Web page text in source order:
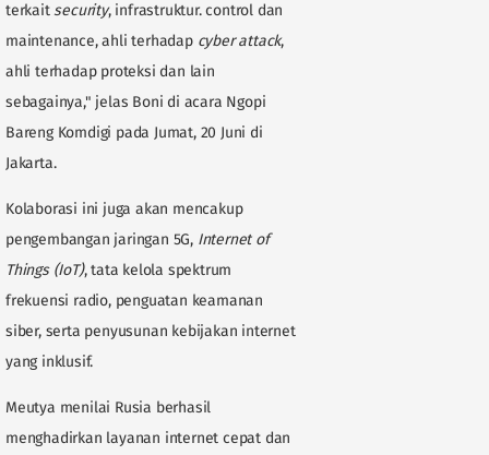
terkaitsecurity, infrastruktur. control dan
maintenance, ahli terhadap cyber attack,
ahli terhadap proteksi dan lain
sebagainya," jelas Boni di acara Ngopi
Bareng Komdigi pada Jumat, 20 Juni di
Jakarta.
Kolaborasi ini juga akan mencakup
pengembangan jaringan 5G, Internet of
Things (IoT), tata kelola spektrum
frekuensi radio, penguatan keamanan
siber, serta penyusunan kebijakan internet
yang inklusif.
Meutya menilai Rusia berhasil
menghadirkan layanan internet cepat dan